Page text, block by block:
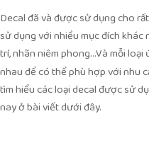
Decal đã và được sử dụng cho
sử dụng với nhiều mục đích
trí, nhãn niêm phong…Và mỗi
nhau để có thể phù hợp với nhu
tìm hiểu các loại decal được sử
nay ở bài viết dưới đây.